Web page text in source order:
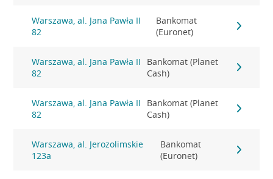
Warszawa, al. Jana Pawła II
82
Bankomat
(Euronet)
Warszawa, al. Jana Pawła II
82
Bankomat (Planet
Cash)
Warszawa, al. Jana Pawła II
82
Bankomat (Planet
Cash)
Warszawa, al. Jerozolimskie
123a
Bankomat
(Euronet)